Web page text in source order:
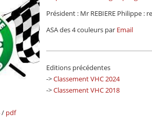
Président : Mr REBIERE Philippe :
ASA des 4 couleurs par Email
Editions précédentes
->Classement VHC 2024
->Classement VHC 2018
/ pdf